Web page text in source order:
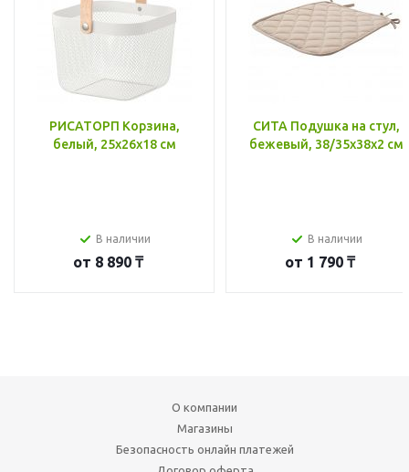
РИСАТОРП Корзина,
белый, 25x26x18 см
В наличии
от 8 890 ₸
СИТА Подушка на стул,
бежевый, 38/35x38x2 см
В наличии
от 1 790 ₸
О компании
Магазины
Безопасность онлайн платежей